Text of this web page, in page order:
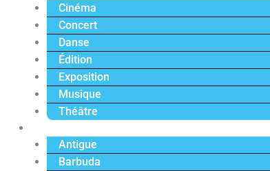
Cinéma
Concert
Danse
Édition
Exposition
Musique
Théâtre
Antigue
Barbuda